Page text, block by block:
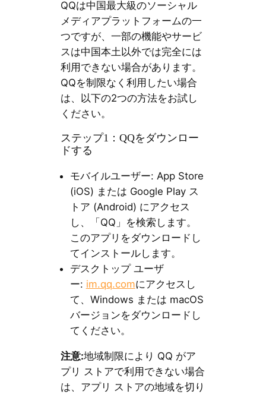
QQは中国最大級のソーシャル
メディアプラットフォームの一
つですが、一部の機能やサービ
スは中国本土以外では完全には
利用できない場合があります。
QQを制限なく利用したい場合
は、以下の2つの方法をお試し
ください。
ステップ1：QQをダウンロー
ドする
モバイルユーザー: App Store
(iOS) または Google Play ス
トア (Android) にアクセス
し、「QQ」を検索します。
このアプリをダウンロードし
てインストールします。
デスクトップ ユーザ
ー: im.qq.comにアクセスし
て、Windows または macOS
バージョンをダウンロードし
てください。
注意:地域制限により QQ がア
プリ ストアで利用できない場合
は、アプリ ストアの地域を切り